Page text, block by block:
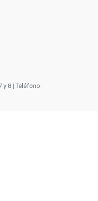
y 8 | Teléfono: